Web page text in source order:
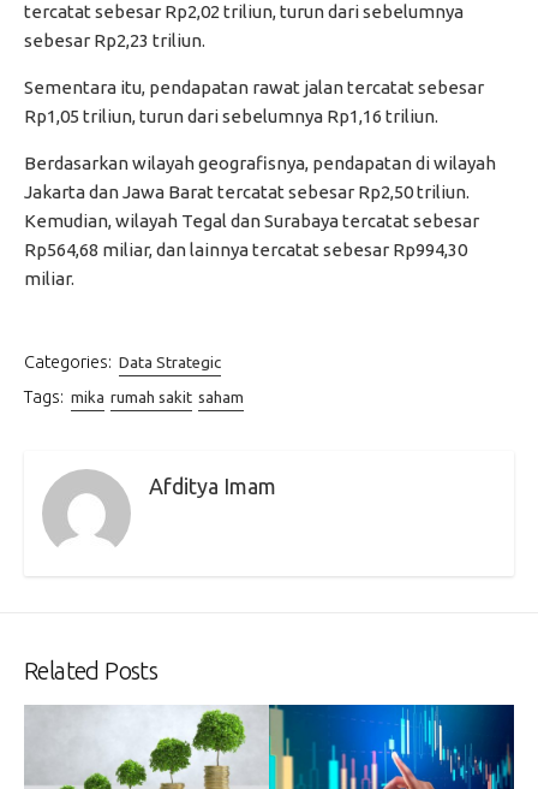
tercatat sebesar Rp2,02 triliun, turun dari sebelumnya
sebesar Rp2,23 triliun.
Sementara itu, pendapatan rawat jalan tercatat sebesar
Rp1,05 triliun, turun dari sebelumnya Rp1,16 triliun.
Berdasarkan wilayah geografisnya, pendapatan di wilayah
Jakarta dan Jawa Barat tercatat sebesar Rp2,50 triliun.
Kemudian, wilayah Tegal dan Surabaya tercatat sebesar
Rp564,68 miliar, dan lainnya tercatat sebesar Rp994,30
miliar.
Categories: Data Strategic
Tags: mika rumah sakit saham
Afditya Imam
Related Posts